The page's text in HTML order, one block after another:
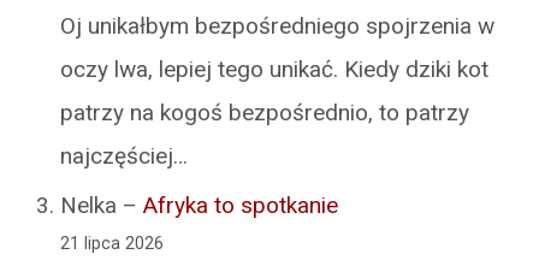
Oj unikałbym bezpośredniego spojrzenia w
oczy lwa, lepiej tego unikać. Kiedy dziki kot
patrzy na kogoś bezpośrednio, to patrzy
najczęściej…
Nelka – Afryka to spotkanie
21 lipca 2026